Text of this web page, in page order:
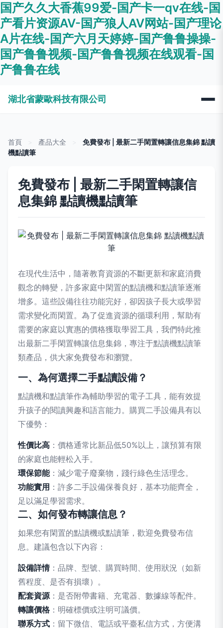
国产久久大香蕉99爱-国产卡一qv在线-国
产看片资源AV-国产狼人AV网站-国产理论
A片在线-国产六月天婷婷-国产鲁鲁操操-
国产鲁鲁视频-国产鲁鲁视频在线观看-国
产鲁鲁在线
湖北省蒙歐科技有限公司
首頁 產品大全
免費發布 | 最新二手閑置轉讓信息集錦 點讀
機點讀筆
免費發布 | 最新二手閑置轉讓信
息集錦 點讀機點讀筆
在現代生活中，隨著教育資源的不斷更新和家庭消費
觀念的轉變，許多家庭中閑置的點讀機和點讀筆逐漸
增多。這些設備往往功能完好，卻因孩子長大或學習
需求變化而閑置。為了促進資源的循環利用，幫助有
需要的家庭以實惠的價格獲取學習工具，我們特此推
出最新二手閑置轉讓信息集錦，專注于點讀機點讀筆
類產品，供大家免費發布和瀏覽。
一、為何選擇二手點讀設備？
點讀機和點讀筆作為輔助學習的電子工具，能有效提
升孩子的閱讀興趣和語言能力。購買二手設備具有以
下優勢：
性價比高 ：價格通常比新品低50%以上，讓預算有限
的家庭也能輕松入手。
環保節能：減少電子廢棄物，踐行綠色生活理念。
功能實用 ：許多二手設備保養良好，基本功能齊全，
足以滿足學習需求。
二、如何發布轉讓信息？
如果您有閑置的點讀機或點讀筆，歡迎免費發布信
息。建議包含以下內容：
設備詳情：品牌、型號、購買時間、使用狀況（如新
舊程度、是否有損壞）。
配套資源：是否附帶書籍、充電器、數據線等配件。
轉讓價格 ：明確標價或注明可議價。
聯系方式 ：留下微信、電話或平臺私信方式，方便溝